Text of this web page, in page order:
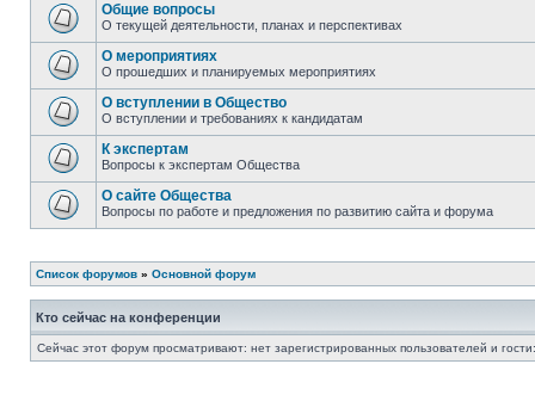
Общие вопросы
О текущей деятельности, планах и перспективах
О мероприятиях
О прошедших и планируемых мероприятиях
О вступлении в Общество
О вступлении и требованиях к кандидатам
К экспертам
Вопросы к экспертам Общества
О сайте Общества
Вопросы по работе и предложения по развитию сайта и форума
Список форумов » Основной форум
Кто сейчас на конференции
Сейчас этот форум просматривают: нет зарегистрированных пользователей и